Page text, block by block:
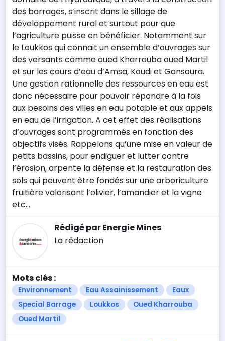
des barrages, s’inscrit dans le sillage de
développement rural et surtout pour que
l’agriculture puisse en bénéficier. Notamment sur
le Loukkos qui connait un ensemble d’ouvrages sur
des versants comme oued Kharrouba oued Martil
et sur les cours d’eau d’Amsa, Koudi et Gansoura.
Une gestion rationnelle des ressources en eau est
donc nécessaire pour pouvoir répondre à la fois
aux besoins des villes en eau potable et aux appels
en eau de l’irrigation. A cet effet des réalisations
d’ouvrages sont programmés en fonction des
objectifs visés. Rappelons qu’une mise en valeur de
petits bassins, pour endiguer et lutter contre
l’érosion, arpente la défense et la restauration des
sols qui peuvent être fondés sur une arboriculture
fruitière valorisant l’olivier, l’amandier et la vigne
etc…
Rédigé par Energie Mines
La rédaction
Mots clés :
Environnement Eau Assainissement
Eaux
Special Barrage
Loukkos
Oued Kharrouba
Oued Martil